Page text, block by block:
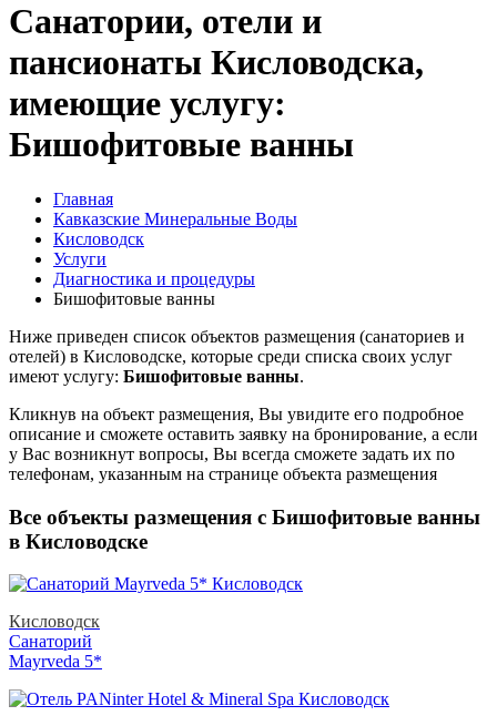
Санатории, отели и
пансионаты Кисловодска,
имеющие услугу:
Бишофитовые ванны
Главная
Кавказские Минеральные Воды
Кисловодск
Услуги
Диагностика и процедуры
Бишофитовые ванны
Ниже приведен список объектов размещения (санаториев и
отелей) в Кисловодске, которые среди списка своих услуг
имеют услугу: Бишофитовые ванны.
Кликнув на объект размещения, Вы увидите его подробное
описание и сможете оставить заявку на бронирование, а если
у Вас возникнут вопросы, Вы всегда сможете задать их по
телефонам, указанным на странице объекта размещения
Все объекты размещения с Бишофитовые ванны
в Кисловодске
Кисловодск
Санаторий
Mayrveda 5*